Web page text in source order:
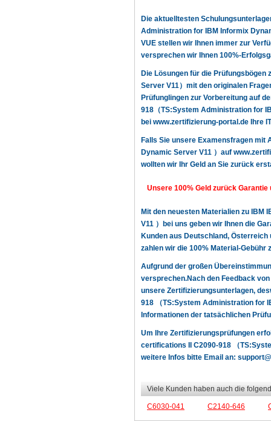
Die aktuelltesten
Administration for IBM Informix
VUE stellen wir Ihnen immer zur
versprechen wir Ihnen 100%-
Die Lösungen für die
Server V11）mit den originalen
Prüfunglingen zur Vorbereitung auf
918（TS:System Administration for
bei www.zertifizierung-portal.de Ihre
Falls Sie unsere Examensfragen mit
Dynamic Server V11 ）auf
wollten wir Ihr Geld an Sie zurück
Unsere 100% Geld zurück
Mit den neuesten Materialien zu
V11 ）bei uns geben wir Ihnen die
Kunden aus Deutschland,
zahlen wir die 100% Material-
Aufgrund der großen
versprechen.Nach den Feedback
unsere Zertifizierungsunterlagen,
918 （TS:System Administration for
Informationen der tatsächlichen
Um Ihre Zertifizierungsprüfungen
certifications II C2090-918 （
weitere Infos bitte Email an:
Viele Kunden haben auch die
C6030-041 C2140-646